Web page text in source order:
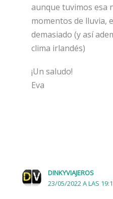
aunque tuvimos esa
momentos de lluvia,
demasiado (y así
clima irlandés)
¡Un saludo!
Eva
DINKYVIAJEROS
23/05/2022 A LAS